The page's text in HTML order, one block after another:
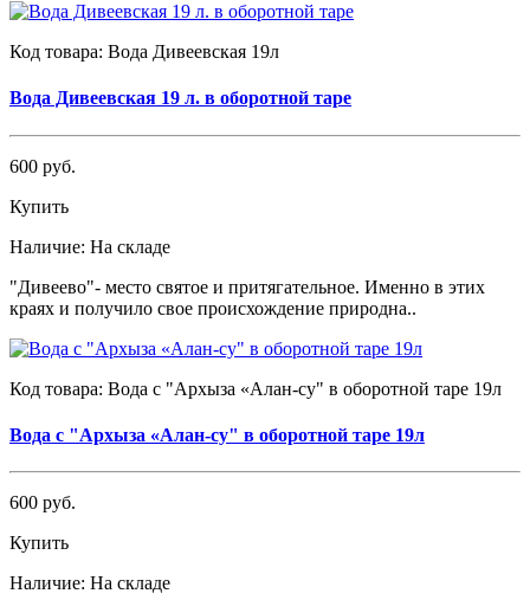
Код товара: Вода Дивеевская 19л
Вода Дивеевская 19 л. в оборотной таре
600 руб.
Купить
Наличие: На складе
"Дивеево"- место святое и притягательное. Именно в этих
краях и получило свое происхождение природна..
Код товара: Вода с "Архыза «Алан-су" в оборотной таре 19л
Вода с "Архыза «Алан-су" в оборотной таре 19л
600 руб.
Купить
Наличие: На складе